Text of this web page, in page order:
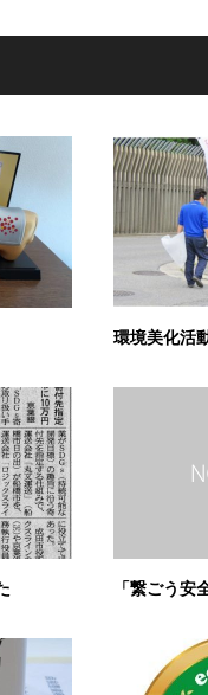
環境美化活
「繋ごう